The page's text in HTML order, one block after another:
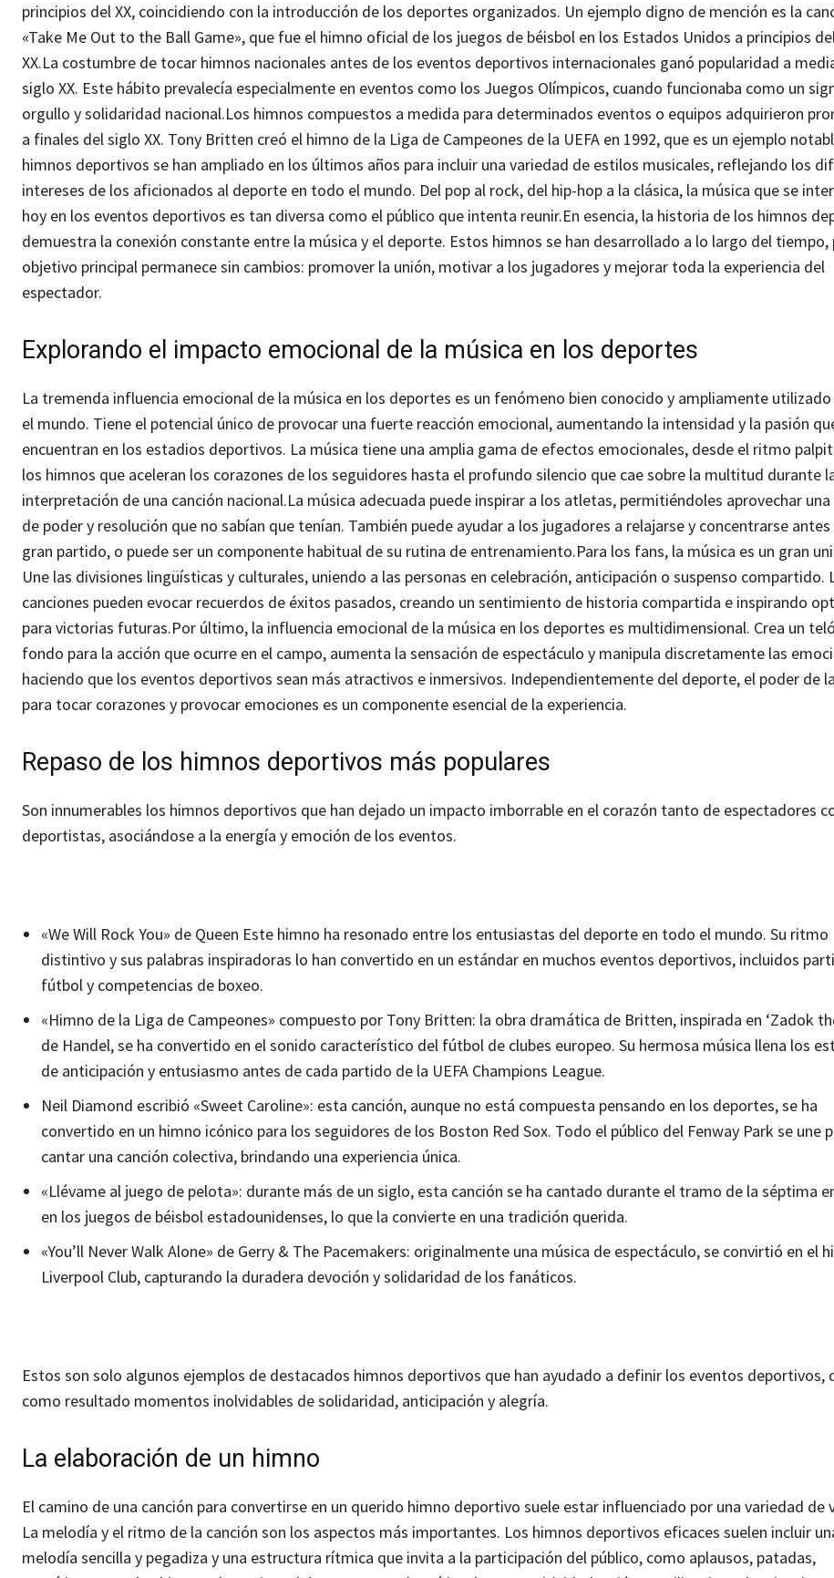
principios del XX, coincidiendo con la introducción de los deportes organizados. Un ejemplo digno de mención es la
«Take Me Out to the Ball Game», que fue el himno oficial de los juegos de béisbol en los Estados Unidos a principios
XX.La costumbre de tocar himnos nacionales antes de los eventos deportivos internacionales ganó popularidad a
siglo XX. Este hábito prevalecía especialmente en eventos como los Juegos Olímpicos, cuando funcionaba como un
orgullo y solidaridad nacional.Los himnos compuestos a medida para determinados eventos o equipos adquirieron
a finales del siglo XX. Tony Britten creó el himno de la Liga de Campeones de la UEFA en 1992, que es un ejemplo
himnos deportivos se han ampliado en los últimos años para incluir una variedad de estilos musicales, reflejando los
intereses de los aficionados al deporte en todo el mundo. Del pop al rock, del hip-hop a la clásica, la música que se
hoy en los eventos deportivos es tan diversa como el público que intenta reunir.En esencia, la historia de los himnos
demuestra la conexión constante entre la música y el deporte. Estos himnos se han desarrollado a lo largo del tiempo,
objetivo principal permanece sin cambios: promover la unión, motivar a los jugadores y mejorar toda la experiencia del
espectador.
Explorando el impacto emocional de la música en los deportes
La tremenda influencia emocional de la música en los deportes es un fenómeno bien conocido y ampliamente
el mundo. Tiene el potencial único de provocar una fuerte reacción emocional, aumentando la intensidad y la pasión
encuentran en los estadios deportivos. La música tiene una amplia gama de efectos emocionales, desde el ritmo
los himnos que aceleran los corazones de los seguidores hasta el profundo silencio que cae sobre la multitud durante
interpretación de una canción nacional.La música adecuada puede inspirar a los atletas, permitiéndoles aprovechar una
de poder y resolución que no sabían que tenían. También puede ayudar a los jugadores a relajarse y concentrarse antes
gran partido, o puede ser un componente habitual de su rutina de entrenamiento.Para los fans, la música es un gran
Une las divisiones lingüísticas y culturales, uniendo a las personas en celebración, anticipación o suspenso compartido.
canciones pueden evocar recuerdos de éxitos pasados, creando un sentimiento de historia compartida e inspirando
para victorias futuras.Por último, la influencia emocional de la música en los deportes es multidimensional. Crea un
fondo para la acción que ocurre en el campo, aumenta la sensación de espectáculo y manipula discretamente las
haciendo que los eventos deportivos sean más atractivos e inmersivos. Independientemente del deporte, el poder de
para tocar corazones y provocar emociones es un componente esencial de la experiencia.
Repaso de los himnos deportivos más populares
Son innumerables los himnos deportivos que han dejado un impacto imborrable en el corazón tanto de espectadores
deportistas, asociándose a la energía y emoción de los eventos.
«We Will Rock You» de Queen Este himno ha resonado entre los entusiastas del deporte en todo el mundo. Su ritmo
distintivo y sus palabras inspiradoras lo han convertido en un estándar en muchos eventos deportivos, incluidos
fútbol y competencias de boxeo.
«Himno de la Liga de Campeones» compuesto por Tony Britten: la obra dramática de Britten, inspirada en ‘Zadok
de Handel, se ha convertido en el sonido característico del fútbol de clubes europeo. Su hermosa música llena los
de anticipación y entusiasmo antes de cada partido de la UEFA Champions League.
Neil Diamond escribió «Sweet Caroline»: esta canción, aunque no está compuesta pensando en los deportes, se ha
convertido en un himno icónico para los seguidores de los Boston Red Sox. Todo el público del Fenway Park se une
cantar una canción colectiva, brindando una experiencia única.
«Llévame al juego de pelota»: durante más de un siglo, esta canción se ha cantado durante el tramo de la séptima
en los juegos de béisbol estadounidenses, lo que la convierte en una tradición querida.
«You’ll Never Walk Alone» de Gerry & The Pacemakers: originalmente una música de espectáculo, se convirtió en el
Liverpool Club, capturando la duradera devoción y solidaridad de los fanáticos.
Estos son solo algunos ejemplos de destacados himnos deportivos que han ayudado a definir los eventos deportivos,
como resultado momentos inolvidables de solidaridad, anticipación y alegría.
La elaboración de un himno
El camino de una canción para convertirse en un querido himno deportivo suele estar influenciado por una variedad de
La melodía y el ritmo de la canción son los aspectos más importantes. Los himnos deportivos eficaces suelen incluir
melodía sencilla y pegadiza y una estructura rítmica que invita a la participación del público, como aplausos, patadas,